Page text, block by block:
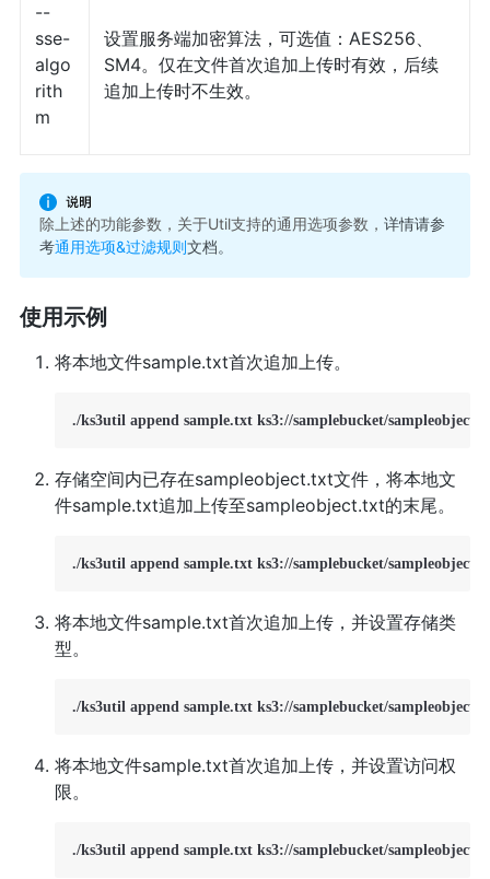
--
sse-
algo
rith
m
设置服务端加密算法，可选值：AES256、
SM4。仅在文件首次追加上传时有效，后续
追加上传时不生效。
除上述的功能参数，关于Util支持的通用选项参数， 详情请参
考通用选项&过滤规则文档。
使用示例
将本地文件sample.txt首次追加上传。
./ks3util append sample.txt ks3://samplebucket/
存储空间内已存在sampleobject.txt文件，将本地文
件sample.txt追加上传至sampleobject.txt的末尾。
./ks3util append sample.txt ks3://samplebucket/
将本地文件sample.txt首次追加上传，并设置存储类
型。
./ks3util append sample.txt ks3://samplebucket/
将本地文件sample.txt首次追加上传，并设置访问权
限。
./ks3util append sample.txt ks3://samplebucket/